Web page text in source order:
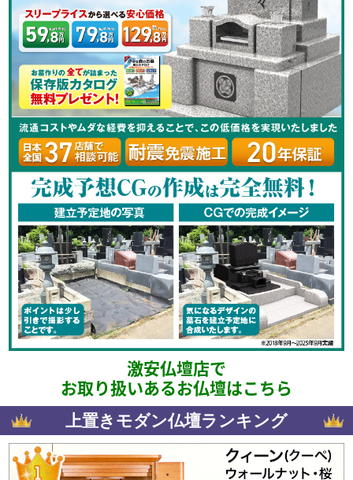
激安仏壇店で
お取り扱いあるお仏壇はこちら
上置きモダン仏壇ランキング